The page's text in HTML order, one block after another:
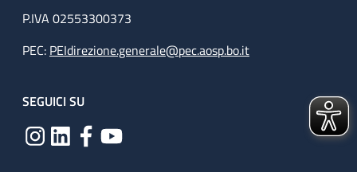
P.IVA 02553300373
PEC: PEIdirezione.generale@pec.aosp.bo.it
SEGUICI SU